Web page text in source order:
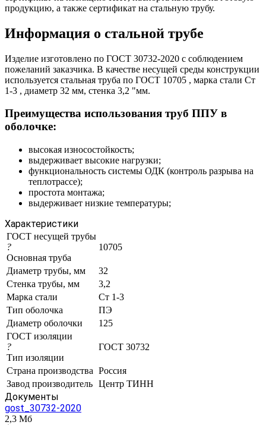
продукцию, а также сертификат на стальную трубу.
Информация о стальной трубе
Изделие изготовлено по ГОСТ 30732-2020 с соблюдением
пожеланий заказчика. В качестве несущей среды конструкции
используется стальная труба по ГОСТ 10705 , марка стали Ст
1-3 , диаметр 32 мм, стенка 3,2 "мм.
Преимущества использования труб ППУ в
оболочке:
высокая износостойкость;
выдерживает высокие нагрузки;
функциональность системы ОДК (контроль разрыва на
теплотрассе);
простота монтажа;
выдерживает низкие температуры;
Характеристики
ГОСТ несущей трубы
?
Основная труба
10705
Диаметр трубы, мм
32
Стенка трубы, мм
3,2
Марка стали
Ст 1-3
Тип оболочка
ПЭ
Диаметр оболочки
125
ГОСТ изоляции
?
Тип изоляции
ГОСТ 30732
Страна производства Россия
Завод производитель Центр ТИНН
Документы
gost_30732-2020
2,3 Мб